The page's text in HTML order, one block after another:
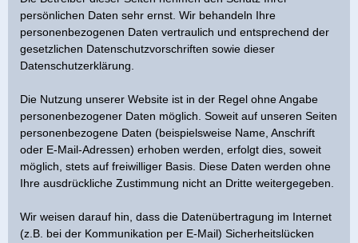
persönlichen Daten sehr ernst. Wir behandeln Ihre
personenbezogenen Daten vertraulich und entsprechend der
gesetzlichen Datenschutzvorschriften sowie dieser
Datenschutzerklärung.
Die Nutzung unserer Website ist in der Regel ohne Angabe
personenbezogener Daten möglich. Soweit auf unseren Seiten
personenbezogene Daten (beispielsweise Name, Anschrift
oder E-Mail-Adressen) erhoben werden, erfolgt dies, soweit
möglich, stets auf freiwilliger Basis. Diese Daten werden ohne
Ihre ausdrückliche Zustimmung nicht an Dritte weitergegeben.
Wir weisen darauf hin, dass die Datenübertragung im Internet
(z.B. bei der Kommunikation per E-Mail) Sicherheitslücken